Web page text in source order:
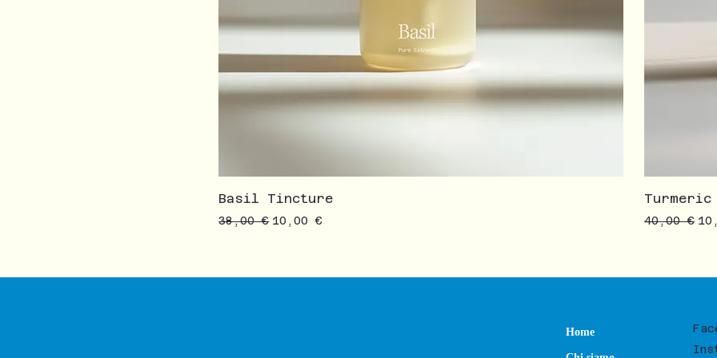
Basil Tincture
Prezzo regolare
38,00 € Prezzo scontato
10,00 €
Turmeric
Prezzo
40,00 €
Home